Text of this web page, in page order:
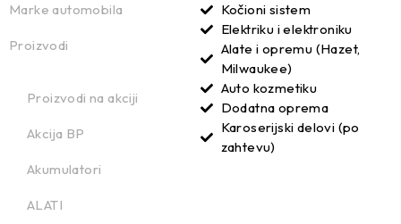
Marke automobila
Proizvodi
Proizvodi na akciji
Akcija BP
Akumulatori
ALATI
Kočioni sistem
Elektriku i elektroniku
Alate i opremu (Hazet,
Milwaukee)
Auto kozmetiku
Dodatna oprema
Karoserijski delovi (po
zahtevu)